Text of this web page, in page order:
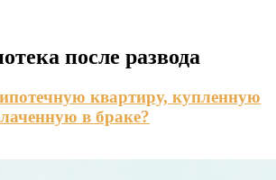
после развода
квартиру, купленную
в браке?